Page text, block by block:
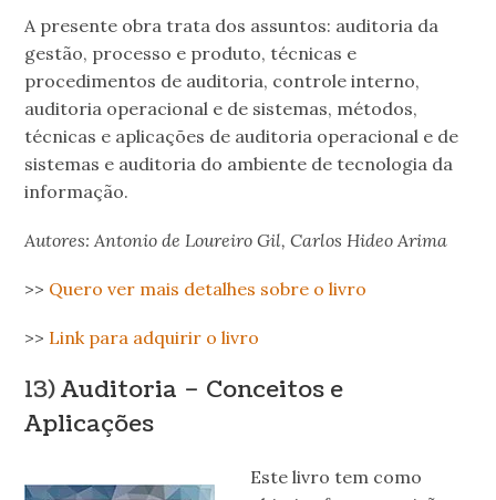
A presente obra trata dos assuntos: auditoria da
gestão, processo e produto, técnicas e
procedimentos de auditoria, controle interno,
auditoria operacional e de sistemas, métodos,
técnicas e aplicações de auditoria operacional e de
sistemas e auditoria do ambiente de tecnologia da
informação.
Autores: Antonio de Loureiro Gil, Carlos Hideo Arima
>> Quero ver mais detalhes sobre o livro
>> Link para adquirir o livro
13)Auditoria – Conceitos e
Aplicações
Este livro tem como